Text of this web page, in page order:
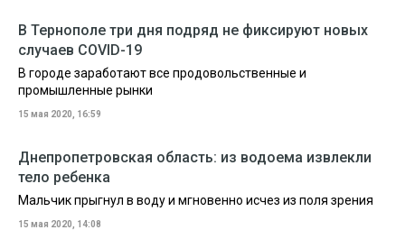
В Тернополе три дня подряд не фиксируют новых
случаев COVID-19
В городе заработают все продовольственные и
промышленные рынки
15 мая 2020, 16:59
Днепропетровская область: из водоема извлекли
тело ребенка
Мальчик прыгнул в воду и мгновенно исчез из поля зрения
15 мая 2020, 14:08